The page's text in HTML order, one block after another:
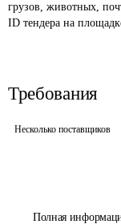
Полная
грузов, животных,
ID тендера на
Требования
Несколько поставщиков